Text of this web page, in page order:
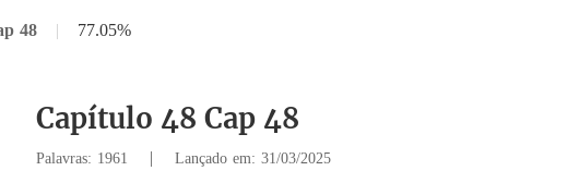
48 | 77.05%
Capítulo 48 Cap 48
Palavras: 1961 | Lançado em: 31/03/2025